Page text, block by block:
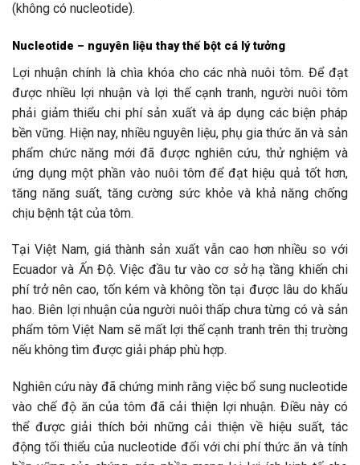
(không có nucleotide).
Nucleotide – nguyên liệu thay thế bột cá lý tưởng
Lợi nhuận chính là chìa khóa cho các nhà nuôi tôm. Để đạt
được nhiều lợi nhuận và lợi thế cạnh tranh, người nuôi tôm
phải giảm thiểu chi phí sản xuất và áp dụng các biện pháp
bền vững. Hiện nay, nhiều nguyên liệu, phụ gia thức ăn và sản
phẩm chức năng mới đã được nghiên cứu, thử nghiệm và
ứng dụng một phần vào nuôi tôm để đạt hiệu quả tốt hơn,
tăng năng suất, tăng cường sức khỏe và khả năng chống
chịu bệnh tật của tôm.
Tại Việt Nam, giá thành sản xuất vẫn cao hơn nhiều so với
Ecuador và Ấn Độ. Việc đầu tư vào cơ sở hạ tầng khiến chi
phí trở nên cao, tốn kém và không tồn tại được lâu do khấu
hao. Biên lợi nhuận của người nuôi thấp chưa từng có và sản
phẩm tôm Việt Nam sẽ mất lợi thế cạnh tranh trên thị trường
nếu không tìm được giải pháp phù hợp.
Nghiên cứu này đã chứng minh rằng việc bổ sung nucleotide
vào chế độ ăn của tôm đã cải thiện lợi nhuận. Điều này có
thể được giải thích bởi những cải thiện về hiệu suất, tác
động tối thiểu của nucleotide đối với chi phí thức ăn và tính